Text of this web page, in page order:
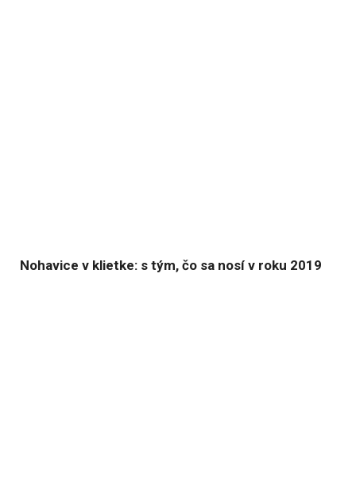
Nohavice v klietke: s tým, čo sa nosí v roku 2019